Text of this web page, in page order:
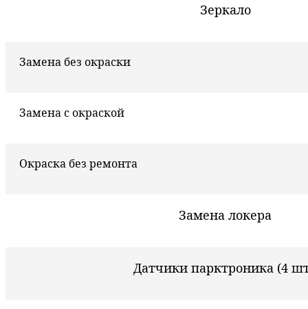
Зеркало
Замена без окраски
Замена с окраской
Окраска без ремонта
Замена локера
Датчики парктроника (4